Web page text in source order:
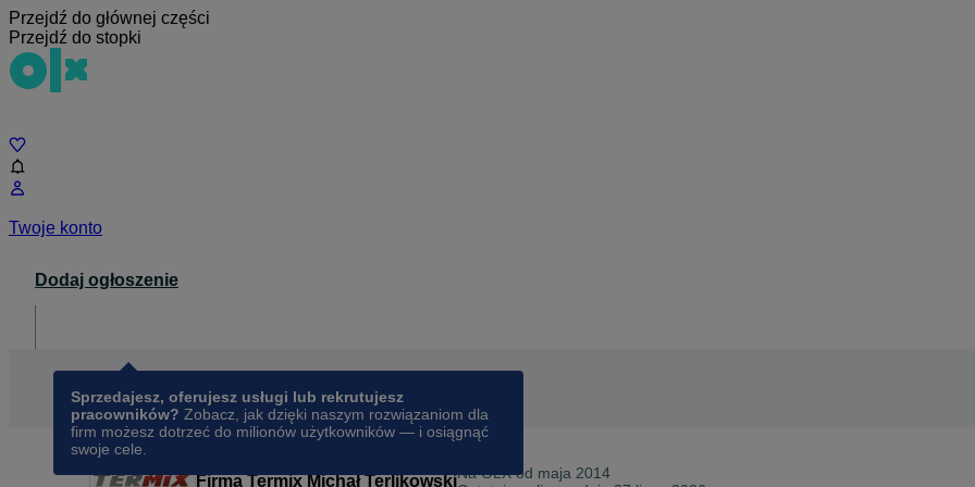
Przejdź do głównej części
Przejdź do stopki
Twoje konto
Dodaj ogłoszenie
Sprzedajesz, oferujesz usługi lub rekrutujesz
pracowników? Zobacz, jak dzięki naszym rozwiązaniom dla
firm możesz dotrzeć do milionów użytkowników — i osiągnąć
swoje cele.
Firma Termix Michał TerlikowskiNa OLX od maja 2014